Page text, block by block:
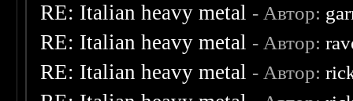
RE: Italian heavy metal - Автор:
RE: Italian heavy metal - Автор:
RE: Italian heavy metal - Автор: